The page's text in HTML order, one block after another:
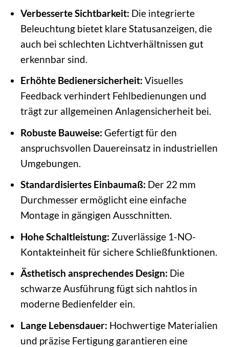
Verbesserte Sichtbarkeit: Die integrierte
Beleuchtung bietet klare Statusanzeigen, die
auch bei schlechten Lichtverhältnissen gut
erkennbar sind.
Erhöhte Bedienersicherheit: Visuelles
Feedback verhindert Fehlbedienungen und
trägt zur allgemeinen Anlagensicherheit bei.
Robuste Bauweise: Gefertigt für den
anspruchsvollen Dauereinsatz in industriellen
Umgebungen.
Standardisiertes Einbaumaß: Der 22 mm
Durchmesser ermöglicht eine einfache
Montage in gängigen Ausschnitten.
Hohe Schaltleistung: Zuverlässige 1-NO-
Kontakteinheit für sichere Schließfunktionen.
Ästhetisch ansprechendes Design: Die
schwarze Ausführung fügt sich nahtlos in
moderne Bedienfelder ein.
Lange Lebensdauer: Hochwertige Materialien
und präzise Fertigung garantieren eine